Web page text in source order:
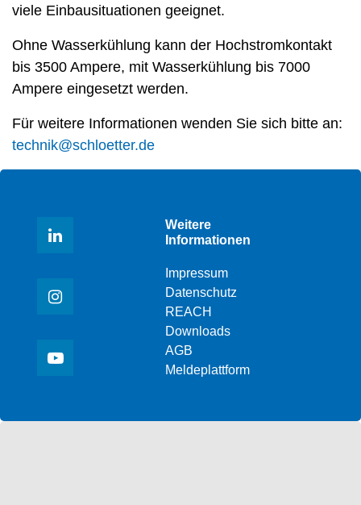
viele Einbausituationen geeignet.
Ohne Wasserkühlung kann der Hochstromkontakt
bis 3500 Ampere, mit Wasserkühlung bis 7000
Ampere eingesetzt werden.
Für weitere Informationen wenden Sie sich bitte an:
technik@schloetter.de
Weitere
Informationen
Impressum
Datenschutz
REACH
Downloads
AGB
Meldeplattform